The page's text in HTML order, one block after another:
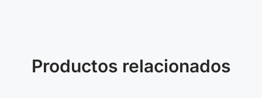
Productos relacionados